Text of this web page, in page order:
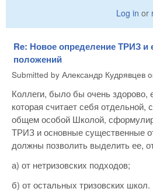
Log in or
Re: Новое определение ТРИЗ и
положений
Submitted by Александр Кудрявцев
Коллеги, было бы очень здорово,
которая считает себя отдельной,
общем особой Школой,
ТРИЗ и основные существенные
должны позволить выделить ее,
а) от нетризовских подходов;
б) от остальных тризовских школ.